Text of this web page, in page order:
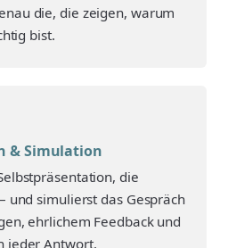
die, die zeigen, warum
bist.
& Simulation
die
und simulierst das Gespräch
ehrlichem Feedback und
jeder Antwort.